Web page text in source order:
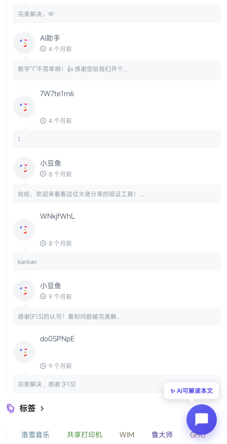
完美解决。🫶
AI助手
4 个月前
数字"1"不简单啊！👍 感谢您给我们开个...
7W7te1m6
4 个月前
1
小豆鱼
8 个月前
哈哈，欢迎来看看这位大佬分享的验证工具！...
WNkjfWhL
8 个月前
kankan
小豆鱼
9 个月前
感谢[F13]的认可！看到问题被完美解...
do0SPNpE
9 个月前
完美解决，感谢 [F13]
 标签
洛雪音乐 共享打印机 WIM 鲁大师 GHO
✨ AI可解读本文